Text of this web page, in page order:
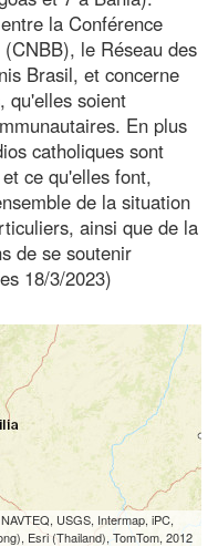
la Conférence
le Réseau des
Brasil, et concerne
qu'elles soient
En plus
catholiques sont
ce qu'elles font,
de la situation
ainsi que de la
de se soutenir
18/3/2023)
USGS, Intermap, iPC,
Esri (Thailand), TomTom, 2012